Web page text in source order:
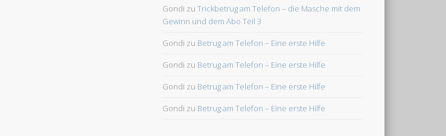
Gondi zuTrickbetrug am Telefon – die Masche mit dem
Gewinn und dem Abo Teil 3
Gondi zu Betrug am Telefon – Eine erste Hilfe
Gondi zu Betrug am Telefon – Eine erste Hilfe
Gondi zu Betrug am Telefon – Eine erste Hilfe
Gondi zu Betrug am Telefon – Eine erste Hilfe